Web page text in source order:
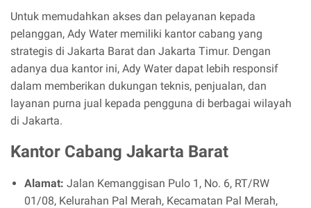
Untuk memudahkan akses dan pelayanan kepada
pelanggan, Ady Water memiliki kantor cabang yang
strategis di Jakarta Barat dan Jakarta Timur. Dengan
adanya dua kantor ini, Ady Water dapat lebih responsif
dalam memberikan dukungan teknis, penjualan, dan
layanan purna jual kepada pengguna di berbagai wilayah
di Jakarta.
Kantor Cabang Jakarta Barat
Alamat: Jalan Kemanggisan Pulo 1, No. 6, RT/RW
01/08, Kelurahan Pal Merah, Kecamatan Pal Merah,